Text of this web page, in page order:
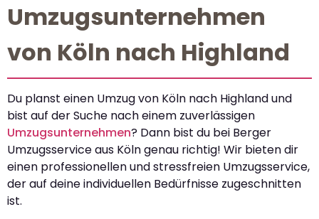
Umzugsunternehmen
von Köln nach Highland
Du planst einen Umzug von Köln nach Highland und
bist auf der Suche nach einem zuverlässigen
Umzugsunternehmen? Dann bist du bei Berger
Umzugsservice aus Köln genau richtig! Wir bieten dir
einen professionellen und stressfreien Umzugsservice,
der auf deine individuellen Bedürfnisse zugeschnitten
ist.